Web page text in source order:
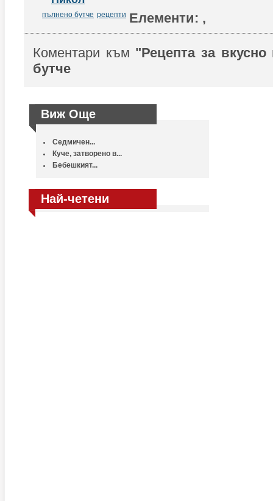
Елементи:
пълнено бутче ,
рецепти
Коментари към "Рецепта за
Виж Още
Седмичен...
Куче, затворено в...
Бебешкият...
Най-четени